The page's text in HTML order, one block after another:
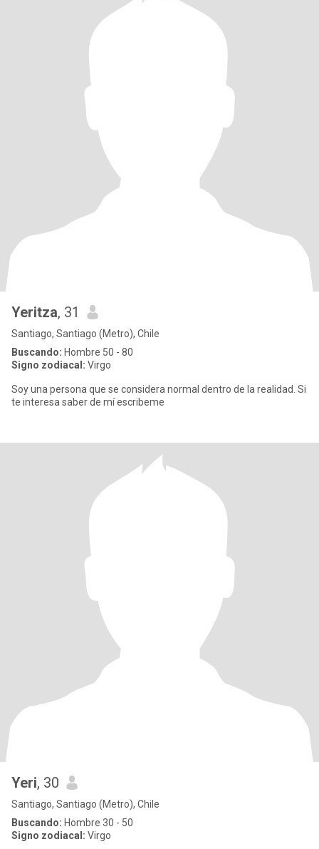
Yeritza, 31
Santiago, Santiago (Metro), Chile
Buscando: Hombre 50 - 80
Signo zodiacal: Virgo
Soy una persona que se considera normal dentro de la realidad. Si
te interesa saber de mí escribeme
Yeri, 30
Santiago, Santiago (Metro), Chile
Buscando: Hombre 30 - 50
Signo zodiacal: Virgo